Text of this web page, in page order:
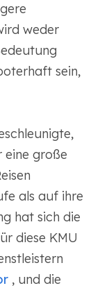
weder
sein,
eine große
als auf ihre
hat sich die
diese KMU
, und die